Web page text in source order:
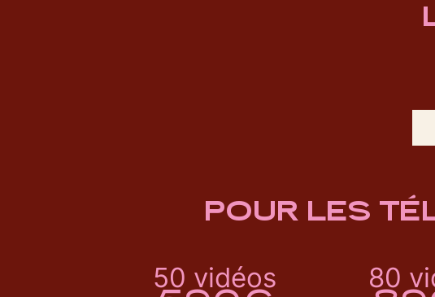
POUR LES
50 vidéos 80